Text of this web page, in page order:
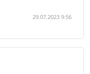
29.07.2023 9:56